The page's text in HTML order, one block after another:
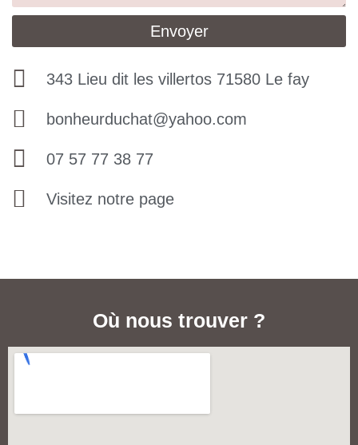
Envoyer
343 Lieu dit les villertos 71580 Le fay
bonheurduchat@yahoo.com
07 57 77 38 77
Visitez notre page
Où nous trouver ?